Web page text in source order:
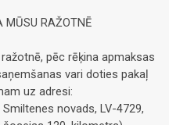
MŪSU RAŽOTNĒ
pēc rēķina apmaksas
vari doties pakaļ
uz adresi:
novads, LV-4729,